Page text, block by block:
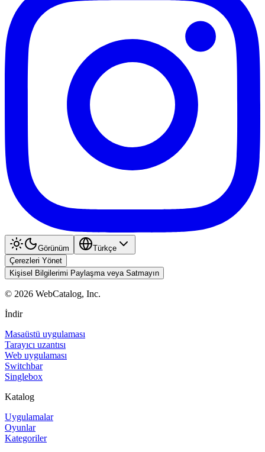
Görünüm
Türkçe
Çerezleri Yönet
Kişisel Bilgilerimi Paylaşma veya Satmayın
© 2026 WebCatalog, Inc.
İndir
Masaüstü uygulaması
Tarayıcı uzantısı
Web uygulaması
Switchbar
Singlebox
Katalog
Uygulamalar
Oyunlar
Kategoriler